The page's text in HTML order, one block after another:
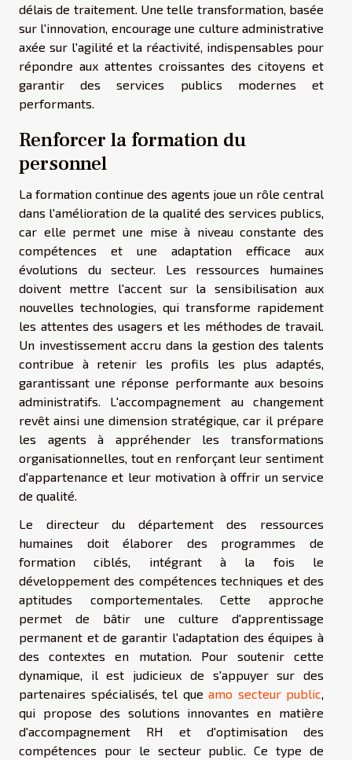
délais de traitement. Une telle transformation, basée
sur l'innovation, encourage une culture administrative
axée sur l'agilité et la réactivité, indispensables pour
répondre aux attentes croissantes des citoyens et
garantir des services publics modernes et
performants.
Renforcer la formation du
personnel
La formation continue des agents joue un rôle central
dans l'amélioration de la qualité des services publics,
car elle permet une mise à niveau constante des
compétences et une adaptation efficace aux
évolutions du secteur. Les ressources humaines
doivent mettre l'accent sur la sensibilisation aux
nouvelles technologies, qui transforme rapidement
les attentes des usagers et les méthodes de travail.
Un investissement accru dans la gestion des talents
contribue à retenir les profils les plus adaptés,
garantissant une réponse performante aux besoins
administratifs. L'accompagnement au changement
revêt ainsi une dimension stratégique, car il prépare
les agents à appréhender les transformations
organisationnelles, tout en renforçant leur sentiment
d'appartenance et leur motivation à offrir un service
de qualité.
Le directeur du département des ressources
humaines doit élaborer des programmes de
formation ciblés, intégrant à la fois le
développement des compétences techniques et des
aptitudes comportementales. Cette approche
permet de bâtir une culture d'apprentissage
permanent et de garantir l'adaptation des équipes à
des contextes en mutation. Pour soutenir cette
dynamique, il est judicieux de s'appuyer sur des
partenaires spécialisés, tel que amo secteur public
qui propose des solutions innovantes en matière
d'accompagnement RH et d'optimisation des
compétences pour le secteur public. Ce type de